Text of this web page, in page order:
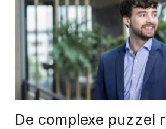
De complexe puzzel